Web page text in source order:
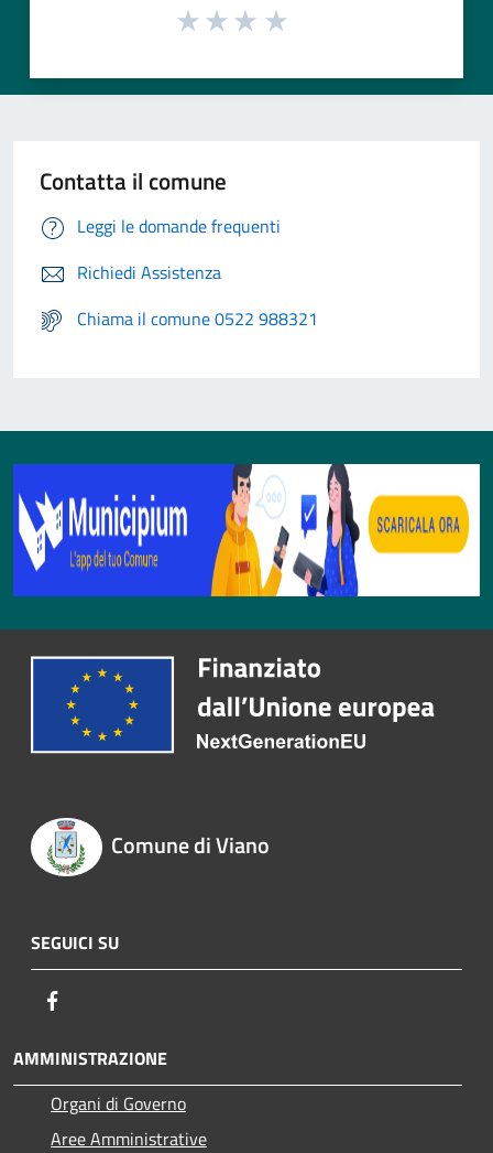
Contatta il comune
Leggi le domande frequenti
Richiedi Assistenza
Chiama il comune 0522 988321
Comune di Viano
SEGUICI SU
AMMINISTRAZIONE
Organi di Governo
Aree Amministrative